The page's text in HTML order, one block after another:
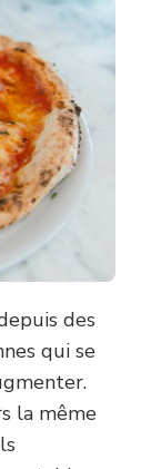
des
qui se
la même